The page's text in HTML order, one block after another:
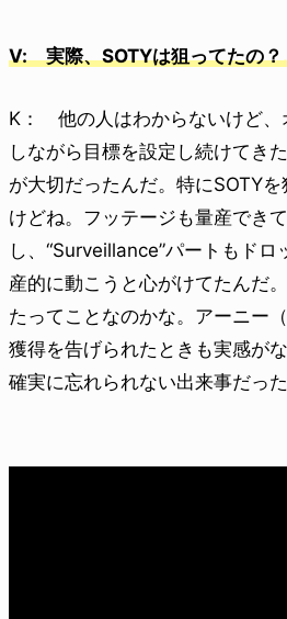
V: 実際、SOTYは狙ってたの？
K： 他の人はわからないけど、
しながら目標を設定し続けてき
が大切だったんだ。特にSOTY
けどね。フッテージも量産でき
し、“Surveillance”パートもドロ
産的に動こうと心がけてたんだ
たってことなのかな。アーニー
獲得を告げられたときも実感が
確実に忘れられない出来事だった